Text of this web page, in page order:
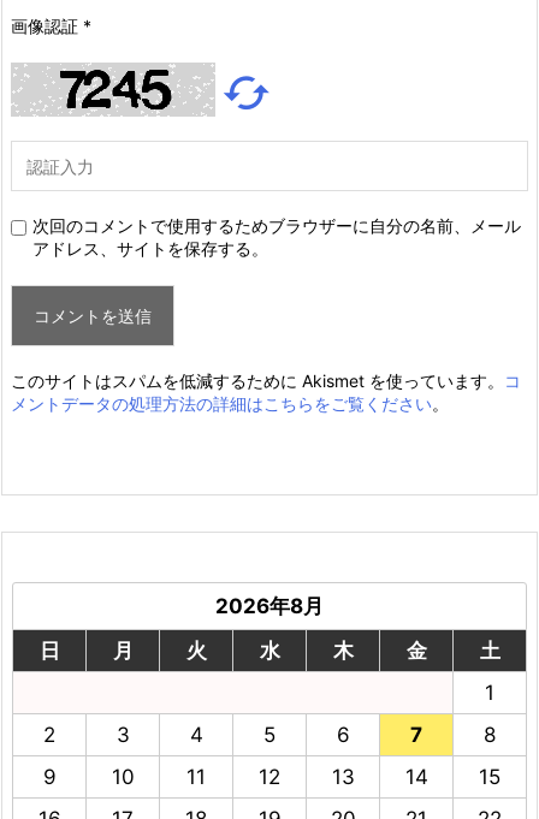
画像認証 *

次回のコメントで使用するためブラウザーに自分の名前、メール
アドレス、サイトを保存する。
このサイトはスパムを低減するために Akismet を使っています。
コ
メントデータの処理方法の詳細はこちらをご覧ください。
2026年8月
日
月 火 水 木 金
土
1
2
3 4 5 6 7
8
9
10 11 12 13 14
15